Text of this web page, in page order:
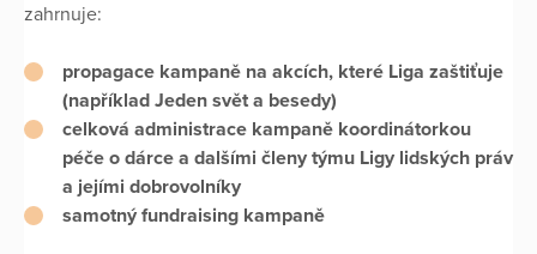
zahrnuje:
propagace kampaně na akcích, které Liga zaštiťuje
(například Jeden svět a besedy)
celková administrace kampaně koordinátorkou
péče o dárce a dalšími členy týmu Ligy lidských práv
a jejími dobrovolníky
samotný fundraising kampaně